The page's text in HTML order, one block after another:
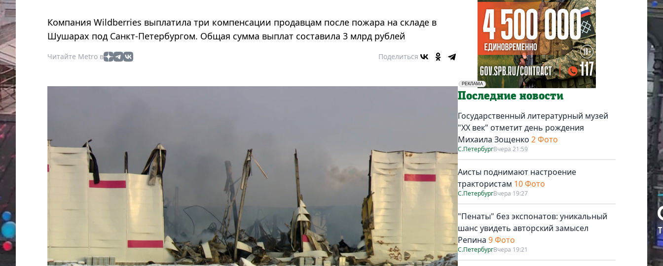
Компания Wildberries выплатила три компенсации продавцам после пожара на складе в
Шушарах под Санкт-Петербургом. Общая сумма выплат составила 3 млрд рублей
Читайте Metro в Поделиться
РЕКЛАМА
Социальная реклама
Последние новости
Государственный литературный музей
"ХХ век" отметит день рождения
Михаила Зощенко 2 Фото
С.ПетербургВчера 21:59
Аисты поднимают настроение
трактористам 10 Фото
С.ПетербургВчера 19:27
"Пенаты" без экспонатов: уникальный
шанс увидеть авторский замысел
Репина 9 Фото
С.ПетербургВчера 19:21